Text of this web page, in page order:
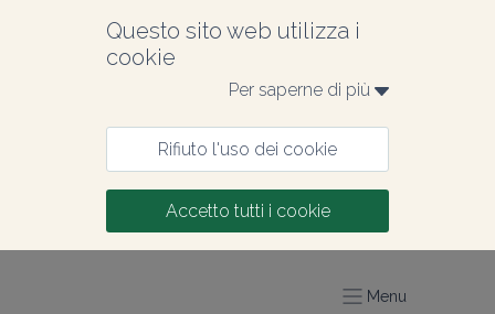
Questo sito web utilizza i
cookie
Per saperne di più
Rifiuto l'uso dei cookie
Accetto tutti i cookie
Menu